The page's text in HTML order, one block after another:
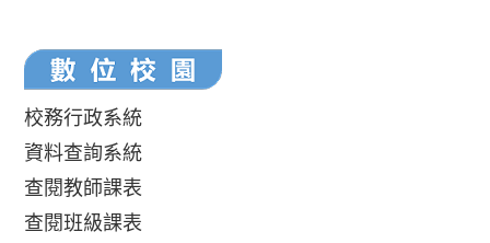
校務行政系統
資料查詢系統
查閱教師課表
查閱班級課表